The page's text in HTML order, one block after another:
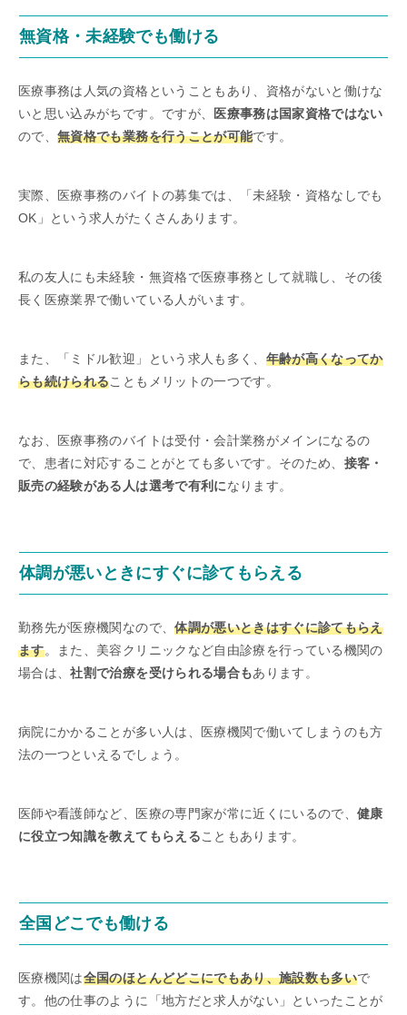
無資格・未経験でも働ける
医療事務は人気の資格ということもあり、資格がないと働けな
いと思い込みがちです。ですが、
医療事務は国家資格ではない
ので、無資格でも業務を行うことが可能です。
実際、医療事務のバイトの募集では、「未経験・資格なしでも
OK」という求人がたくさんあります。
私の友人にも未経験・無資格で医療事務として就職し、その後
長く医療業界で働いている人がいます。
また、「ミドル歓迎」という求人も多く、 年齢が高くなってか
らも続けられることもメリットの一つです。
なお、医療事務のバイトは受付・会計業務がメインになるの
で、患者に対応することがとても多いです。そのため、 接客・
販売の経験がある人は選考で有利になります。
体調が悪いときにすぐに診てもらえる
勤務先が医療機関なので、体調が悪いときはすぐに診てもらえ
ます。また、美容クリニックなど自由診療を行っている機関の
場合は、社割で治療を受けられる場合もあります。
病院にかかることが多い人は、医療機関で働いてしまうのも方
法の一つといえるでしょう。
医師や看護師など、医療の専門家が常に近くにいるので、健康
に役立つ知識を教えてもらえることもあります。
全国どこでも働ける
医療機関は全国のほとんどどこにでもあり、施設数も多いで
す。他の仕事のように「地方だと求人がない」といったことが